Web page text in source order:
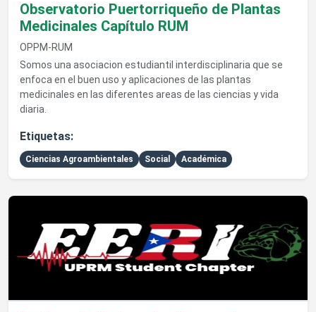
Observatorio Puertorriqueño de Plantas
Medicinales Capítulo RUM
OPPM-RUM
Somos una asociacion estudiantil interdisciplinaria que se
enfoca en el buen uso y aplicaciones de las plantas
medicinales en las diferentes areas de las ciencias y vida
diaria.
Etiquetas:
Ciencias Agroambientales Social Académica
Ver detalles de Earthquake Engineering Research Institute -